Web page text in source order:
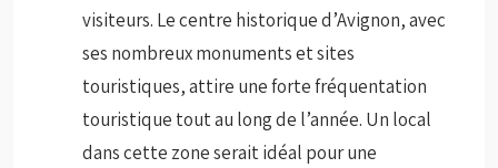
visiteurs. Le centre historique d’Avignon, avec
ses nombreux monuments et sites
touristiques, attire une forte fréquentation
touristique tout au long de l’année. Un local
dans cette zone serait idéal pour une